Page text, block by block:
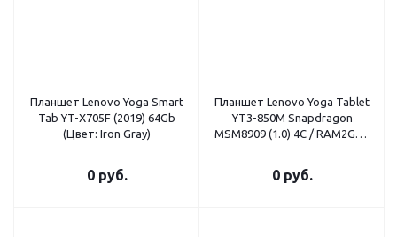
Планшет Lenovo Yoga Smart
Tab YT-X705F (2019) 64Gb
(Цвет: Iron Gray)
0 руб.
Планшет Lenovo Yoga Tablet
YT3-850M Snapdragon
MSM8909 (1.0) 4C / RAM2Gb /
5Mpix / 2Mpix / BT / GPS /
0 руб.